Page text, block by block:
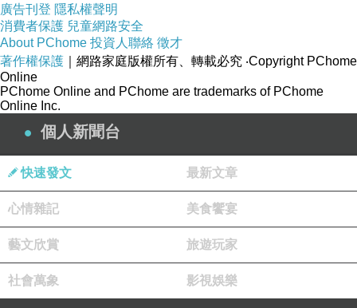
也因為這個社團讓我遇到之前學烘培的老師
廣告刊登 隱私權聲明
消費者保護 兒童網路安全
About PChome 投資人聯絡 徵才
著作權保護 ｜網路家庭版權所有、轉載必究 ‧Copyright PChome
Online
PChome Online and PChome are trademarks of PChome
Online Inc.
個人新聞台
快速發文 最新文章
心情雜記 美食饗宴
藝文欣賞 旅遊玩家
社會萬象 影視娛樂